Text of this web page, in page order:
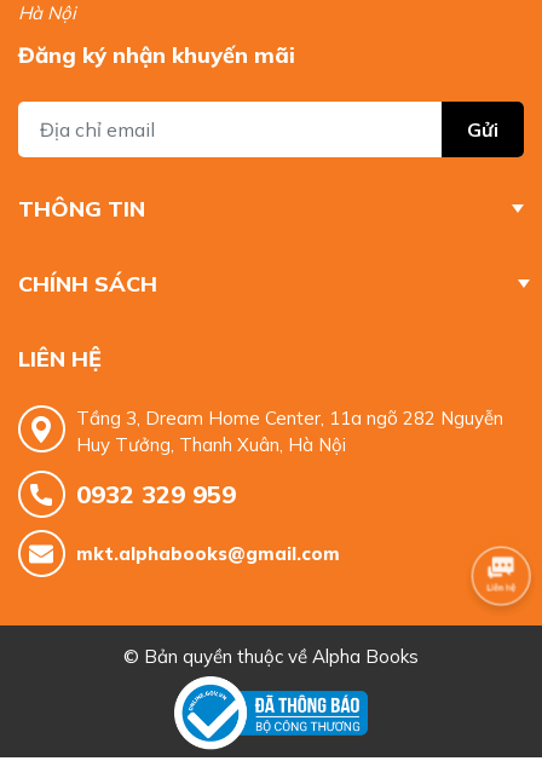
Hà Nội
Đăng ký nhận khuyến mãi
Gửi
THÔNG TIN
CHÍNH SÁCH
LIÊN HỆ
Tầng 3, Dream Home Center, 11a ngõ 282 Nguyễn
Huy Tưởng, Thanh Xuân, Hà Nội
0932 329 959
mkt.alphabooks@gmail.com
© Bản quyền thuộc về Alpha Books